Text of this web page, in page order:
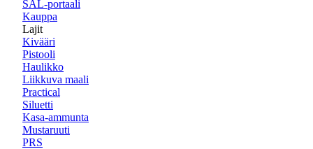
SAL-portaali
Kauppa
Lajit
Kivääri
Pistooli
Haulikko
Liikkuva maali
Practical
Siluetti
Kasa-ammunta
Mustaruuti
PRS